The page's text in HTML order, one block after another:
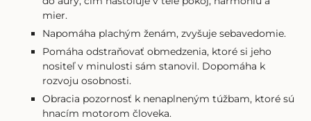
mier.
Napomáha plachým ženám, zvyšuje sebavedomie.
Pomáha odstraňovať obmedzenia, ktoré si jeho
nositeľ v minulosti sám stanovil. Dopomáha k
rozvoju osobnosti.
Obracia pozornosť k nenaplneným túžbam, ktoré sú
hnacím motorom človeka.